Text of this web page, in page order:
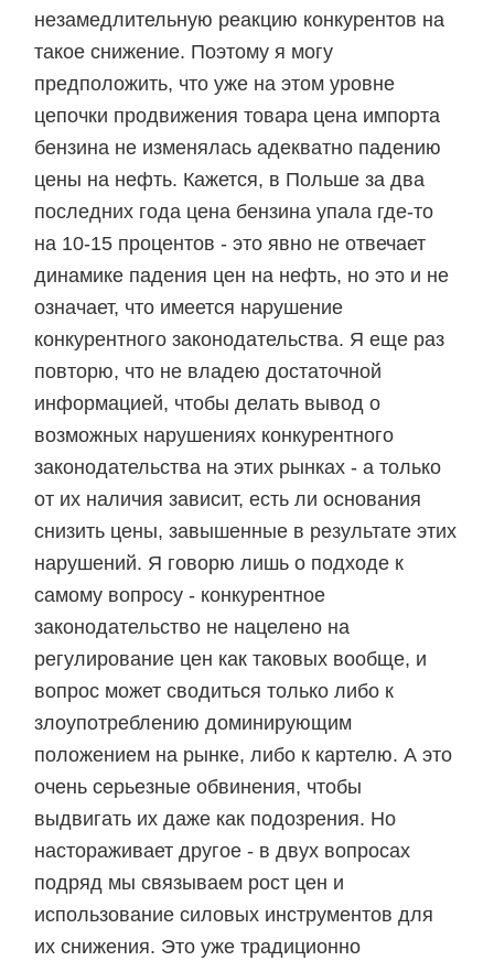
незамедлительную реакцию конкурентов на
такое снижение. Поэтому я могу
предположить, что уже на этом уровне
цепочки продвижения товара цена импорта
бензина не изменялась адекватно падению
цены на нефть. Кажется, в Польше за два
последних года цена бензина упала где-то
на 10-15 процентов - это явно не отвечает
динамике падения цен на нефть, но это и не
означает, что имеется нарушение
конкурентного законодательства. Я еще раз
повторю, что не владею достаточной
информацией, чтобы делать вывод о
возможных нарушениях конкурентного
законодательства на этих рынках - а только
от их наличия зависит, есть ли основания
снизить цены, завышенные в результате этих
нарушений. Я говорю лишь о подходе к
самому вопросу - конкурентное
законодательство не нацелено на
регулирование цен как таковых вообще, и
вопрос может сводиться только либо к
злоупотреблению доминирующим
положением на рынке, либо к картелю. А это
очень серьезные обвинения, чтобы
выдвигать их даже как подозрения. Но
настораживает другое - в двух вопросах
подряд мы связываем рост цен и
использование силовых инструментов для
их снижения. Это уже традиционно